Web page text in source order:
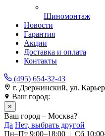
Шиномонтаж
Новости
Гарантия
Акции
Доставка и оплата
Контакты
(495) 654-32-43
г. Дзержинский, ул.
Ваш город:
×
Ваш город – Москва?
Да Нет, выбрать другой
Пн–Пт 9:00–18:00 | Сб